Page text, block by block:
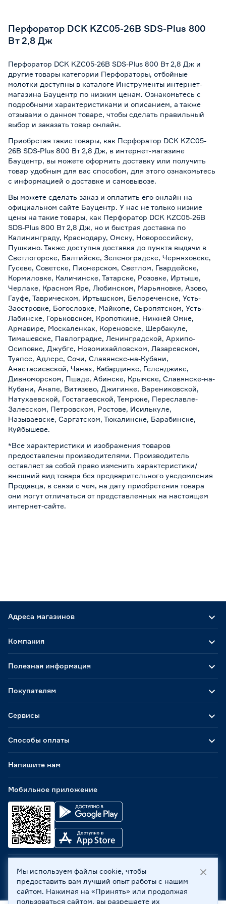
Перфоратор DCK KZC05-26B SDS-Plus 800
Вт 2,8 Дж
Перфоратор DCK KZC05-26B SDS-Plus 800 Вт 2,8 Дж и
другие товары категории Перфораторы, отбойные
молотки доступны в каталоге Инструменты интернет-
магазина Бауцентр по низким ценам. Ознакомьтесь с
подробными характеристиками и описанием, а также
отзывами о данном товаре, чтобы сделать правильный
выбор и заказать товар онлайн.
Приобретая такие товары, как Перфоратор DCK KZC05-
26B SDS-Plus 800 Вт 2,8 Дж, в интернет-магазине
Бауцентр, вы можете оформить доставку или получить
товар удобным для вас способом, для этого ознакомьтесь
с информацией о доставке и самовывозе.
Вы можете сделать заказ и оплатить его онлайн на
официальном сайте Бауцентр. У нас не только низкие
цены на такие товары, как Перфоратор DCK KZC05-26B
SDS-Plus 800 Вт 2,8 Дж, но и быстрая доставка по
Калининграду, Краснодару, Омску, Новороссийску,
Пушкино. Также доступна доставка до пункта выдачи в
Светлогорске, Балтийске, Зеленоградске, Черняховске,
Гусеве, Советске, Пионерском, Светлом, Гвардейске,
Кормиловке, Каличинске, Татарске, Розовке, Иртыше,
Черлаке, Красном Яре, Любинском, Марьяновке, Азово,
Гауфе, Таврическом, Иртышском, Белореченске, Усть-
Заостровке, Богословке, Майкопе, Сыропятском, Усть-
Лабинске, Горьковском, Кропоткине, Нижней Омке,
Армавире, Москаленках, Кореновске, Шербакуле,
Тимашевске, Павлоградке, Ленинградской, Архипо-
Осиповке, Джубге, Новомихайловском, Лазаревском,
Туапсе, Адлере, Сочи, Славянске-на-Кубани,
Анастасиевской, Чанах, Кабардинке, Геленджике,
Дивноморском, Пшаде, Абинске, Крымске, Славянске-на-
Кубани, Анапе, Витязево, Джигинке, Варениковской,
Натухаевской, Гостагаевской, Темрюке, Переславле-
Залесском, Петровском, Ростове, Исилькуле,
Называевске, Саргатском, Тюкалинске, Барабинске,
Куйбышеве.
*Все характеристики и изображения товаров
предоставлены производителями. Производитель
оставляет за собой право изменить характеристики/
внешний вид товара без предварительного уведомления
Продавца, в связи с чем, на дату приобретения товара
они могут отличаться от представленных на настоящем
интернет-сайте.
Адреса магазинов
Способы оплаты
Мобильное приложение
Компания
Полезная информация
Покупателям
Сервисы
Напишите нам
ООО «Бауцентр Рус» 2004 -2026, 236029, г. Калининград,
ул. А.Невского, 205. ИНН 7702596813, КПП 390601001 ©
Все права защищены
Мы используем файлы cookie, чтобы
предоставить вам лучший опыт работы с нашим
сайтом. Нажимая на «Принять» или продолжая
пользоваться сайтом, вы разрешаете их